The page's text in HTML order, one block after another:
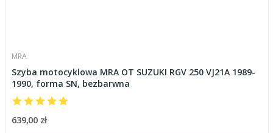
MRA
Szyba motocyklowa MRA OT SUZUKI RGV 250 VJ21A 1989-
1990, forma SN, bezbarwna
639,00 zł